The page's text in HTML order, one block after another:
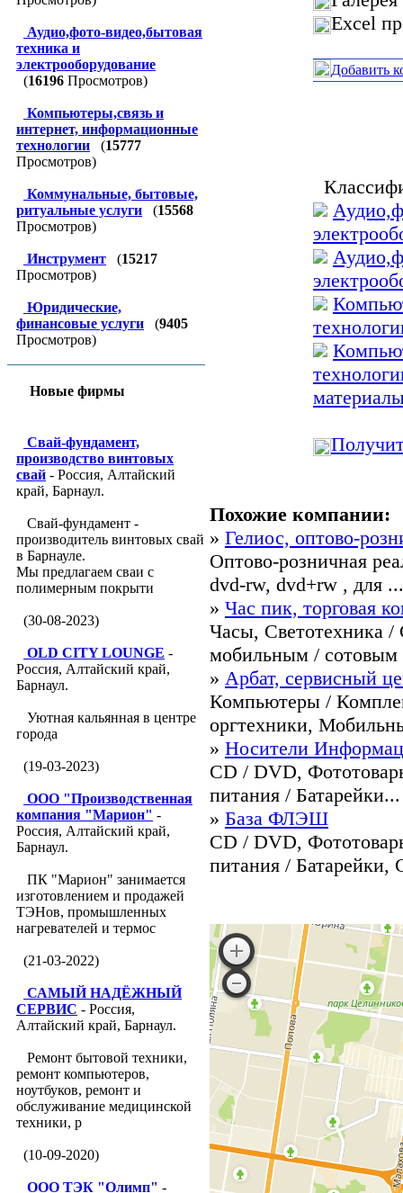
Аудио,фото-видео,бытовая
техника и
электрооборудование
(16196 Просмотров)
Компьютеры,связь и
интернет, информационные
технологии
(15777
Просмотров)
Коммунальные, бытовые,
ритуальные услуги
(15568
Просмотров)
Инструмент (15217
Просмотров)
Юридические,
финансовые услуги
(9405
Просмотров)
Новые фирмы
Свай-фундамент,
производство винтовых
свай - Россия, Алтайский
край, Барнаул.
Свай-фундамент -
производитель винтовых свай
в Барнауле.
Мы предлагаем сваи с
полимерным покрыти
(30-08-2023)
OLD CITY LOUNGE -
Россия, Алтайский край,
Барнаул.
Уютная кальянная в центре
города
(19-03-2023)
ООО "Производственная
компания "Марион" -
Россия, Алтайский край,
Барнаул.
ПК "Марион" занимается
изготовлением и продажей
ТЭНов, промышленных
нагревателей и термос
(21-03-2022)
САМЫЙ НАДЁЖНЫЙ
СЕРВИС - Россия,
Алтайский край, Барнаул.
Ремонт бытовой техники,
ремонт компьютеров,
ноутбуков, ремонт и
обслуживание медицинской
техники, р
(10-09-2020)
ООО ТЭК "Олимп" -
Excel
Добавить
Похожие компании:
» Гелиос, оптово-
Оптово-розничная
dvd-rw, dvd+rw , для ...
» Час пик, торговая
Часы, Светотехника
мобильным /
» Арбат, сервисный
Компьютеры /
оргтехники,
» Носители
CD / DVD,
питания / Батарейки...
» База ФЛЭШ
CD / DVD,
питания / Батарейки,